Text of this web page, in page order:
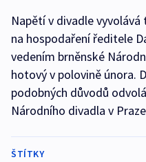
Napětí v divadle
na hospodaření ředitele
vedením brněnské
hotový v polovině února.
podobných důvodů
Národního divadla v
ŠTÍTKY